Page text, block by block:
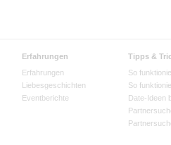
Erfahrungen
Erfahrungen
Liebesgeschichten
Eventberichte
Tipps &
So
So
Date-Ideen